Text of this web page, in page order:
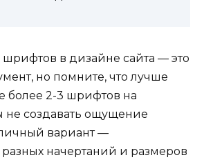
в дизайне сайта — это
но помните, что лучше
более 2-3 шрифтов на
не создавать ощущение
вариант —
начертаний и размеров